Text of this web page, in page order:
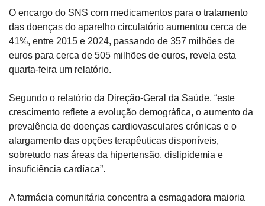
O encargo do SNS com medicamentos para o tratamento
das doenças do aparelho circulatório aumentou cerca de
41%, entre 2015 e 2024, passando de 357 milhões de
euros para cerca de 505 milhões de euros, revela esta
quarta-feira um relatório.
Segundo o relatório da Direção-Geral da Saúde, “este
crescimento reflete a evolução demográfica, o aumento da
prevalência de doenças cardiovasculares crónicas e o
alargamento das opções terapêuticas disponíveis,
sobretudo nas áreas da hipertensão, dislipidemia e
insuficiência cardíaca”.
A farmácia comunitária concentra a esmagadora maioria